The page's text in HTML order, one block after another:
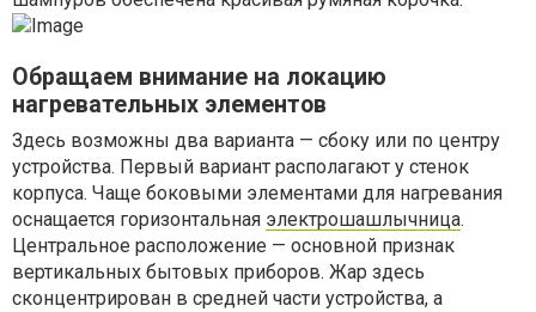
Обращаем внимание на локацию
нагревательных элементов
Здесь возможны два варианта — сбоку или по центру
устройства. Первый вариант располагают у стенок
корпуса. Чаще боковыми элементами для нагревания
оснащается горизонтальная электрошашлычница.
Центральное расположение — основной признак
вертикальных бытовых приборов. Жар здесь
сконцентрирован в средней части устройства, а